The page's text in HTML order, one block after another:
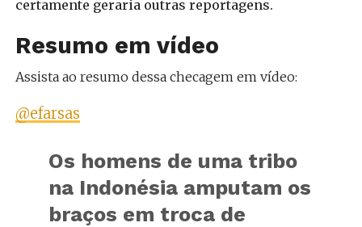
certamente geraria outras reportagens.
Resumo em vídeo
Assista ao resumo dessa checagem em vídeo:
@efarsas
Os homens de uma tribo
na Indonésia amputam os
braços em troca de